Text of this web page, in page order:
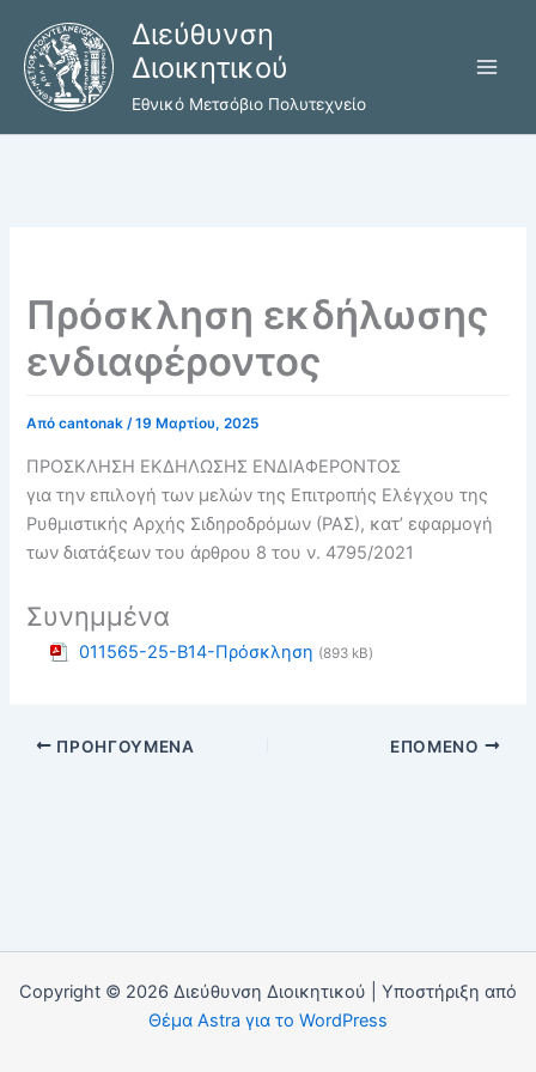
περιεχόμενο
Διεύθυνση
Διοικητικού
Εθνικό Μετσόβιο Πολυτεχνείο
Πρόσκληση εκδήλωσης
ενδιαφέροντος
Απόcantonak/19 Μαρτίου, 2025
ΠΡΟΣΚΛΗΣΗ ΕΚΔΗΛΩΣΗΣ ΕΝΔΙΑΦΕΡΟΝΤΟΣ
για την επιλογή των μελών της Επιτροπής Ελέγχου της
Ρυθμιστικής Αρχής Σιδηροδρόμων (ΡΑΣ), κατ’ εφαρμογή
των διατάξεων του άρθρου 8 του ν. 4795/2021
Συνημμένα
011565-25-B14-Πρόσκληση (893 kB)
ΠΡΟΗΓΟΎΜΕΝΑ ΕΠΌΜΕΝΟ
Copyright © 2026 Διεύθυνση Διοικητικού | Υποστήριξη από
Θέμα Astra για το WordPress